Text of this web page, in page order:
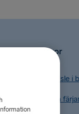
Vanliga frågor
ta med extra bränsle i
med alkohol på